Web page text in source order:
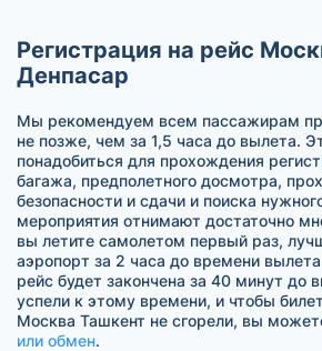
Регистрация на рейс
Денпасар
Мы рекомендуем всем пассажирам
не позже, чем за 1,5 часа до вылета.
понадобиться для прохождения
багажа, предполетного досмотра,
безопасности и сдачи и поиска
мероприятия отнимают достаточно
вы летите самолетом первый раз,
аэропорт за 2 часа до времени
рейс будет закончена за 40 минут до
успели к этому времени, и чтобы
Москва Ташкент не сгорели, вы
или обмен.